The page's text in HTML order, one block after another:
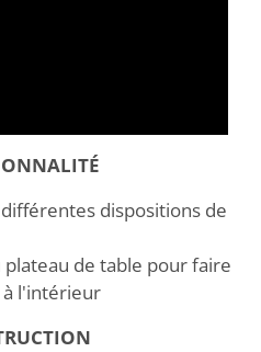
dispositions de
de table pour faire
l'intérieur